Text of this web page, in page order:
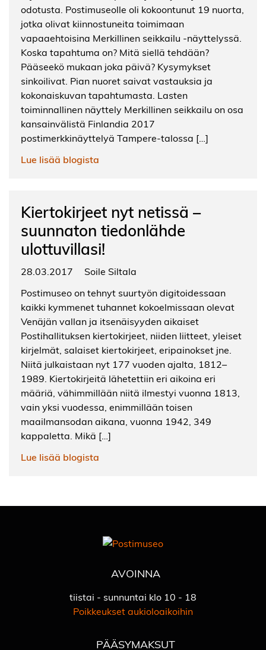
odotusta. Postimuseolle oli kokoontunut 19 nuorta,
jotka olivat kiinnostuneita toimimaan
vapaaehtoisina Merkillinen seikkailu -näyttelyssä.
Koska tapahtuma on? Mitä siellä tehdään?
Pääseekö mukaan joka päivä? Kysymykset
sinkoilivat. Pian nuoret saivat vastauksia ja
kokonaiskuvan tapahtumasta. Lasten
toiminnallinen näyttely Merkillinen seikkailu on osa
kansainvälistä Finlandia 2017
postimerkkinäyttelyä Tampere-talossa […]
Lue lisää blogista
Kiertokirjeet nyt netissä –
suunnaton tiedonlähde
ulottuvillasi!
28.03.2017
Soile Siltala
Postimuseo on tehnyt suurtyön digitoidessaan
kaikki kymmenet tuhannet kokoelmissaan olevat
Venäjän vallan ja itsenäisyyden aikaiset
Postihallituksen kiertokirjeet, niiden liitteet, yleiset
kirjelmät, salaiset kiertokirjeet, eripainokset jne.
Niitä julkaistaan nyt 177 vuoden ajalta, 1812–
1989. Kiertokirjeitä lähetettiin eri aikoina eri
määriä, vähimmillään niitä ilmestyi vuonna 1813,
vain yksi vuodessa, enimmillään toisen
maailmansodan aikana, vuonna 1942, 349
kappaletta. Mikä […]
Lue lisää blogista
AVOINNA
tiistai - sunnuntai klo 10 - 18
Poikkeukset aukioloaikoihin
PÄÄSYMAKSUT